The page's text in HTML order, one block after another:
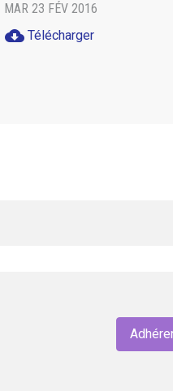
MAR 23 FÉV 2016
cloud_download Télécharger